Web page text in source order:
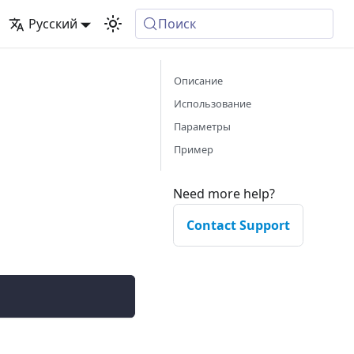
Русский Поиск
Описание
Использование
Параметры
Пример
Need more help?
Contact Support